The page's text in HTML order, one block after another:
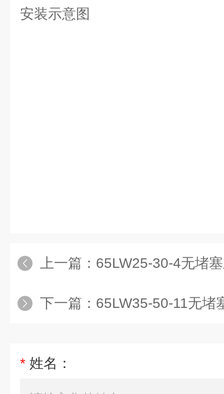
安装示意图
上一篇： 65LW25-30-4无堵
下一篇： 65LW35-50-11无堵
* 姓名：